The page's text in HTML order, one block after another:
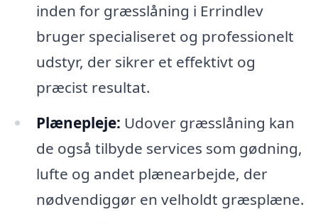
inden for græsslåning i Errindlev
bruger specialiseret og professionelt
udstyr, der sikrer et effektivt og
præcist resultat.
Plænepleje: Udover græsslåning kan
de også tilbyde services som gødning,
lufte og andet plænearbejde, der
nødvendiggør en velholdt græsplæne.